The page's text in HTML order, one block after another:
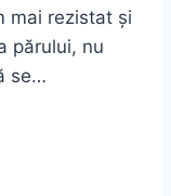
mai rezistat și
părului, nu
se…